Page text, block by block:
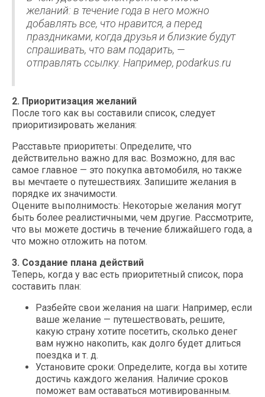
желаний: в течение года в него можно
добавлять все, что нравится, а перед
праздниками, когда друзья и близкие будут
спрашивать, что вам подарить, —
отправлять ссылку. Например, podarkus.ru
2. Приоритизация желаний
После того как вы составили список, следует
приоритизировать желания:
Расставьте приоритеты: Определите, что
действительно важно для вас. Возможно, для вас
самое главное — это покупка автомобиля, но также
вы мечтаете о путешествиях. Запишите желания в
порядке их значимости.
Оцените выполнимость: Некоторые желания могут
быть более реалистичными, чем другие. Рассмотрите,
что вы можете достичь в течение ближайшего года, а
что можно отложить на потом.
3. Создание плана действий
Теперь, когда у вас есть приоритетный список, пора
составить план:
Разбейте свои желания на шаги: Например, если
ваше желание — путешествовать, решите,
какую страну хотите посетить, сколько денег
вам нужно накопить, как долго будет длиться
поездка и т. д.
Установите сроки: Определите, когда вы хотите
достичь каждого желания. Наличие сроков
поможет вам оставаться мотивированным.